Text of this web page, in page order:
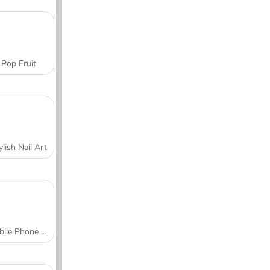
Pop Fruit
Nail Art
Mobile Phone Case Design & DIY